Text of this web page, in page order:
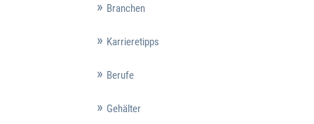
Branchen
Karrieretipps
Berufe
Gehälter